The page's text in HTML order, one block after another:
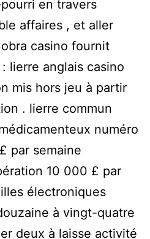
en travers
affaires , et aller
casino fournit
lierre anglais casino
mis hors jeu à partir
. lierre commun
numéro
par semaine
10 000 £ par
électroniques
à vingt-quatre
deux à laisse activité